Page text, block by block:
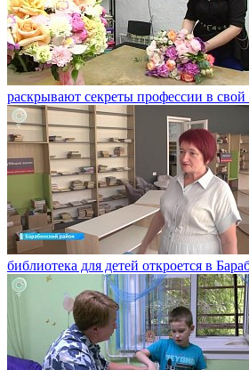
раскрывают секреты профессии в свой
библиотека для детей откроется в